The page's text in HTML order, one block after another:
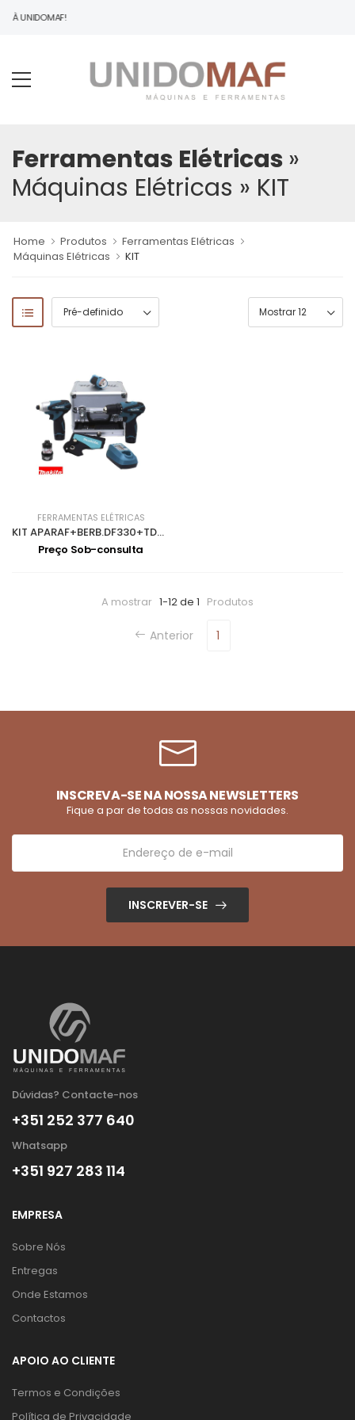
À UNIDOMAF!
Ferramentas Elétricas»
Máquinas Elétricas » KIT
Home Produtos
Ferramentas Elétricas
Máquinas Elétricas
KIT
FERRAMENTAS ELÉTRICAS
KIT APARAF+BERB.DF330+TD090 10.8Vx3 1.3A LCT303X1
Preço Sob-consulta
A mostrar 1-12 de 1 Produtos
Anterior 1
INSCREVA-SE NA NOSSA NEWSLETTERS
Fique a par de todas as nossas novidades.
INSCREVER-SE
Dúvidas? Contacte-nos
+351 252 377 640
Whatsapp
+351 927 283 114
EMPRESA
Sobre Nós
Entregas
Onde Estamos
Contactos
APOIO AO CLIENTE
Termos e Condições
Política de Privacidade